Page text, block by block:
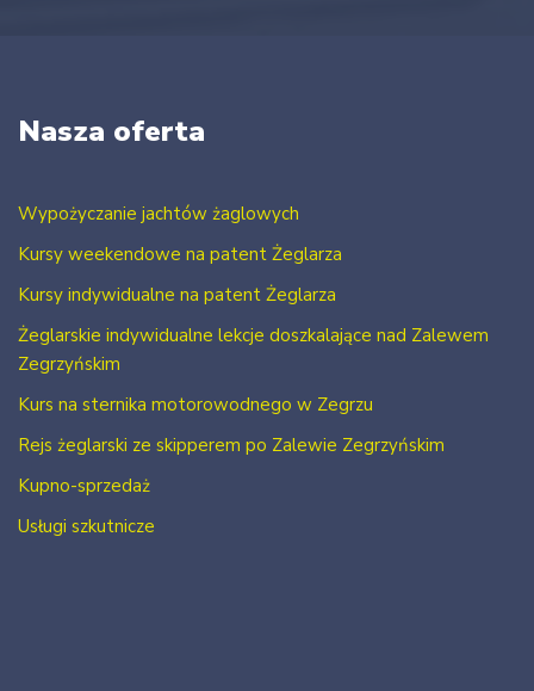
Nasza oferta
Wypożyczanie jachtów żaglowych
Kursy weekendowe na patent Żeglarza
Kursy indywidualne na patent Żeglarza
Żeglarskie indywidualne lekcje doszkalające nad Zalewem
Zegrzyńskim
Kurs na sternika motorowodnego w Zegrzu
Rejs żeglarski ze skipperem po Zalewie Zegrzyńskim
Kupno-sprzedaż
Usługi szkutnicze